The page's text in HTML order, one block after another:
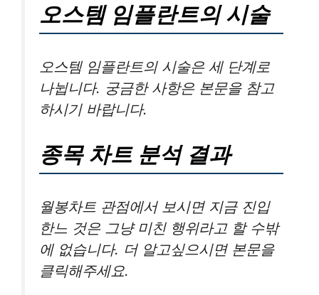
오스템 임플란트의 시술
오스템 임플란트의 시술은 세 단계로
나뉩니다. 궁금한 사항은 본문을 참고
하시기 바랍니다.
종목 차트 분석 결과
월봉차트 관점에서 보시면 지금 진입
한느 것은 그냥 미친 행위라고 할 수밖
에 없습니다. 더 알고싶으시면 본문을
클릭해주세요.